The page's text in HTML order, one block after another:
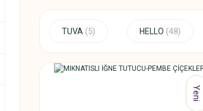
TUVA (5) HELLO (48)
Yeni